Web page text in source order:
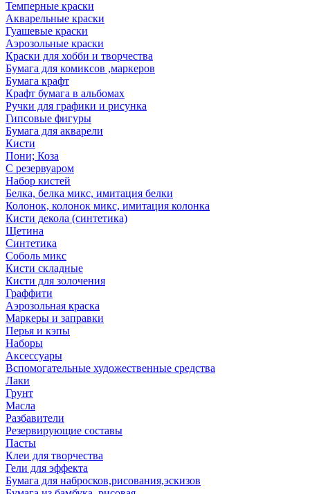
Темперные краски
Акварельные краски
Гуашевые краски
Аэрозольные краски
Краски для хобби и творчества
Бумага для комиксов ,маркеров
Бумага крафт
Крафт бумага в альбомах
Ручки для графики и рисунка
Гипсовые фигуры
Бумага для акварели
Кисти
Пони; Коза
С резервуаром
Набор кистей
Белка, белка микс, имитация белки
Колонок, колонок микс, имитация колонка
Кисти декола (синтетика)
Щетина
Синтетика
Соболь микс
Кисти складные
Кисти для золочения
Граффити
Аэрозольная краска
Маркеры и заправки
Перья и кэпы
Наборы
Аксессуары
Вспомогательные художественные средства
Лаки
Грунт
Масла
Разбавители
Резервирующие составы
Пасты
Клеи для творчества
Гели для эффекта
Бумага для набросков,рисования,эскизов